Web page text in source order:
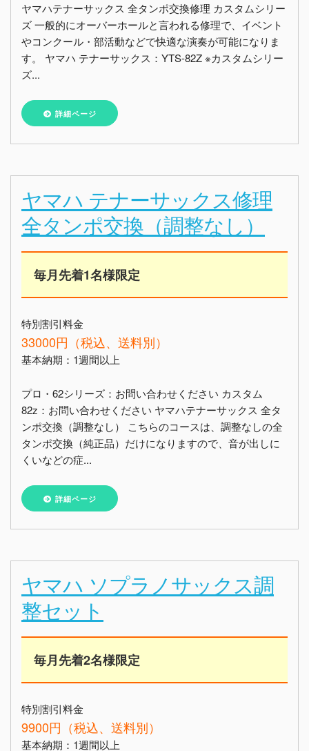
ヤマハテナーサックス 全タンポ交換修理 カスタムシリー
ズ 一般的にオーバーホールと言われる修理で、イベント
やコンクール・部活動などで快適な演奏が可能になりま
す。 ヤマハ テナーサックス：YTS-82Z ※カスタムシリー
ズ...
詳細ページ
ヤマハ テナーサックス修理
全タンポ交換（調整なし）
毎月先着1名様限定
特別割引料金
33000円（税込、送料別）
基本納期：1週間以上
プロ・62シリーズ：お問い合わせください カスタム
82z：お問い合わせください ヤマハテナーサックス 全タ
ンポ交換（調整なし） こちらのコースは、調整なしの全
タンポ交換（純正品）だけになりますので、音が出しに
くいなどの症...
詳細ページ
ヤマハ ソプラノサックス調
整セット
毎月先着2名様限定
特別割引料金
9900円（税込、送料別）
基本納期：1週間以上